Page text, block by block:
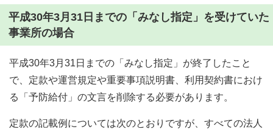
平成30年3月31日までの「みなし指定」を受けていた
事業所の場合
平成30年3月31日までの「みなし指定」が終了したこと
で、定款や運営規定や重要事項説明書、利用契約書におけ
る「予防給付」の文言を削除する必要があります。
定款の記載例については次のとおりですが、すべての法人